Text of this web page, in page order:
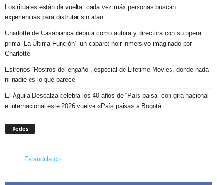
Los rituales están de vuelta: cada vez más personas buscan
experiencias para disfrutar sin afán
Charlotte de Casabianca debuta como autora y directora con su ópera
prima ‘La Última Función’, un cabaret noir inmersivo imaginado por
Charlotte
Estrenos “Rostros del engaño”, especial de Lifetime Movies, donde nada
ni nadie es lo que parece
El Águila Descalza celebra los 40 años de “País paisa” con gira nacional
e internacional este 2026 vuelve «País paisa» a Bogotá
Redes
Farandula.co